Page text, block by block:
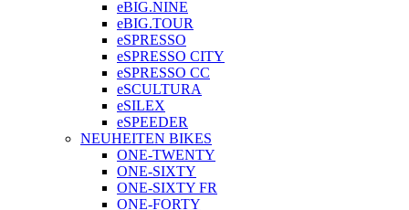
eBIG.NINE
eBIG.TOUR
eSPRESSO
eSPRESSO CITY
eSPRESSO CC
eSCULTURA
eSILEX
eSPEEDER
NEUHEITEN BIKES
ONE-TWENTY
ONE-SIXTY
ONE-SIXTY FR
ONE-FORTY